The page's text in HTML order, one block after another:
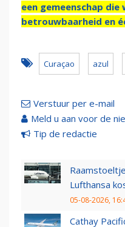
een gemeenschap
betrouwbaarheid en
Curaçao azul
Verstuur per e-mail
Meld u aan voor de
Tip de redactie
Lufthansa
05-08-2026,
Cathay